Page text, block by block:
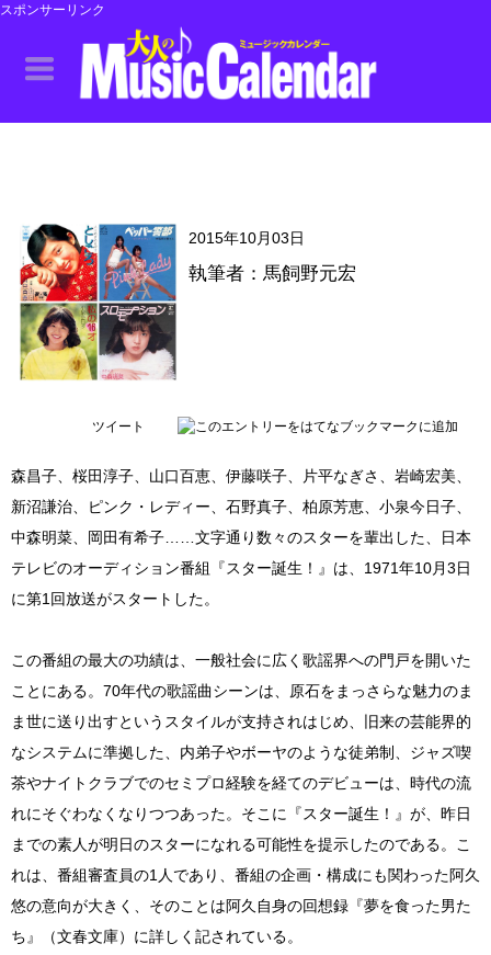
スポンサーリンク
2015年10月03日
執筆者：馬飼野元宏
ツイート
森昌子、桜田淳子、山口百恵、伊藤咲子、片平なぎさ、岩崎宏美、
新沼謙治、ピンク・レディー、石野真子、柏原芳恵、小泉今日子、
中森明菜、岡田有希子……文字通り数々のスターを輩出した、日本
テレビのオーディション番組『スター誕生！』は、1971年10月3日
に第1回放送がスタートした。
この番組の最大の功績は、一般社会に広く歌謡界への門戸を開いた
ことにある。70年代の歌謡曲シーンは、原石をまっさらな魅力のま
ま世に送り出すというスタイルが支持されはじめ、旧来の芸能界的
なシステムに準拠した、内弟子やボーヤのような徒弟制、ジャズ喫
茶やナイトクラブでのセミプロ経験を経てのデビューは、時代の流
れにそぐわなくなりつつあった。そこに『スター誕生！』が、昨日
までの素人が明日のスターになれる可能性を提示したのである。こ
れは、番組審査員の1人であり、番組の企画・構成にも関わった阿久
悠の意向が大きく、そのことは阿久自身の回想録『夢を食った男た
ち』（文春文庫）に詳しく記されている。